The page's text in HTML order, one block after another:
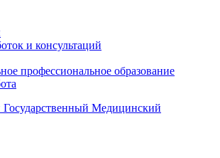
и консультаций
профессиональное образование
Государственный Медицинский